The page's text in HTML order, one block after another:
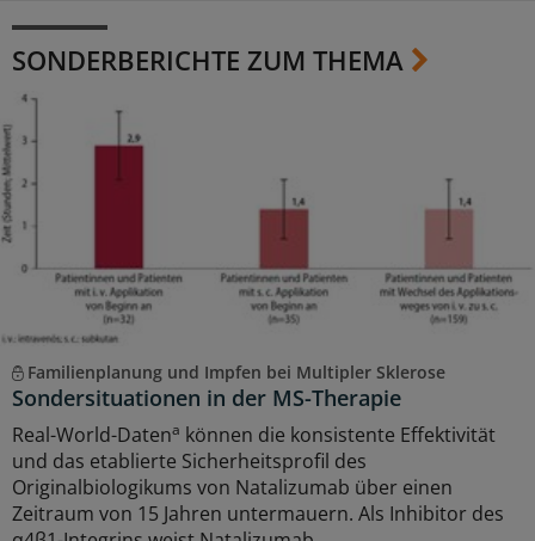
SONDERBERICHTE ZUM THEMA
Familienplanung und Impfen bei Multipler Sklerose
Sondersituationen in der MS-Therapie
Real-World-Datena können die konsistente Effektivität
und das etablierte Sicherheitsprofil des
Originalbiologikums von Natalizumab über einen
Zeitraum von 15 Jahren untermauern. Als Inhibitor des